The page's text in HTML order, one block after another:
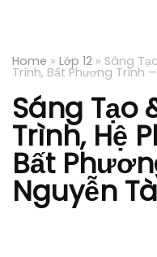
Home » Lớp 12 » Sáng
Trình, Bất Phương Trình
Sáng Tạo
Trình, Hệ
Bất
Nguyễn